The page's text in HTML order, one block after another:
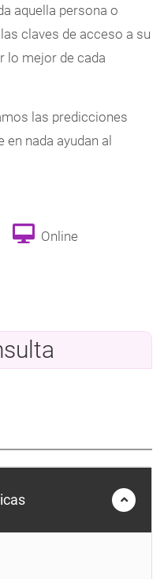
aquella persona o
claves de acceso a su
lo mejor de cada
las predicciones
nada ayudan al
Online